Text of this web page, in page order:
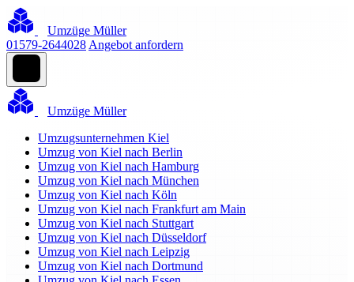
Umzüge Müller
01579-2644028 Angebot anfordern
Umzüge Müller
Umzugsunternehmen Kiel
Umzug von Kiel nach Berlin
Umzug von Kiel nach Hamburg
Umzug von Kiel nach München
Umzug von Kiel nach Köln
Umzug von Kiel nach Frankfurt am Main
Umzug von Kiel nach Stuttgart
Umzug von Kiel nach Düsseldorf
Umzug von Kiel nach Leipzig
Umzug von Kiel nach Dortmund